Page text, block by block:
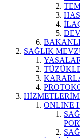
SAĞLIK
YASALAR
ONLINE